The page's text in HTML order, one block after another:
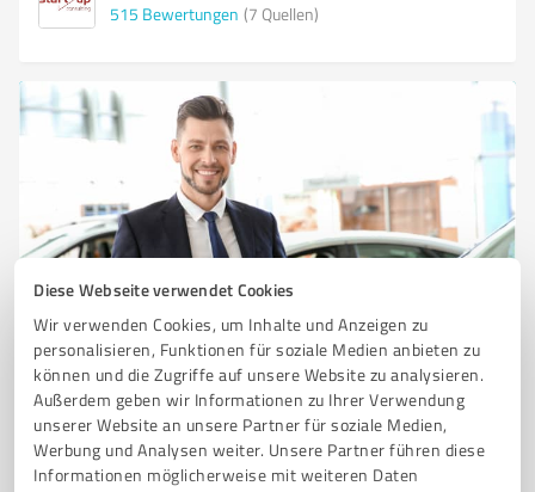
Diese Webseite verwendet Cookies
Wir verwenden Cookies, um Inhalte und Anzeigen zu
personalisieren, Funktionen für soziale Medien anbieten zu
können und die Zugriffe auf unsere Website zu analysieren.
Außerdem geben wir Informationen zu Ihrer Verwendung
unserer Website an unsere Partner für soziale Medien,
Werbung und Analysen weiter. Unsere Partner führen diese
Informationen möglicherweise mit weiteren Daten
515 Bewertungen (7 Quellen)
Sie möchten auch hier gelistet werden?
Registrieren Sie sich jetzt und werden Sie ein von
Kunden empfohlener ProvenExpert!